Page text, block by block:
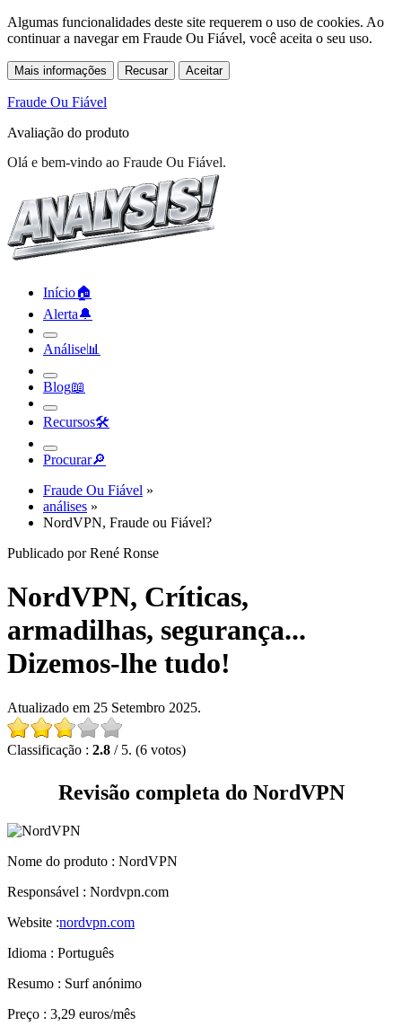
Algumas funcionalidades deste site requerem o uso de cookies. Ao
continuar a navegar em Fraude Ou Fiável, você aceita o seu uso.
Mais informações Recusar Aceitar
Fraude Ou Fiável
Avaliação do produto
Olá e bem-vindo ao Fraude Ou Fiável.
Início🏠︎
Alerta🔔︎
Análise📊︎
Blog📖︎
Recursos🛠︎
Procurar🔎︎
Fraude Ou Fiável »
análises »
NordVPN, Fraude ou Fiável?
Publicado por René Ronse
NordVPN, Críticas,
armadilhas, segurança...
Dizemos-lhe tudo!
Atualizado em 25 Setembro 2025.
Classificação : 2.8 / 5. (6 votos)
Revisão completa do NordVPN
Nome do produto : NordVPN
Responsável : Nordvpn.com
Website :nordvpn.com
Idioma : Português
Resumo : Surf anónimo
Preço : 3,29 euros/mês